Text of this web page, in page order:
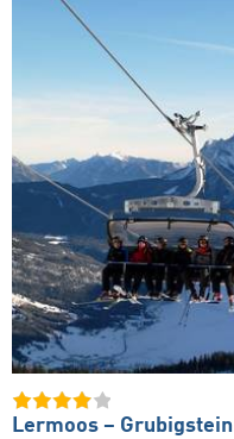
Lermoos – Grubigstein